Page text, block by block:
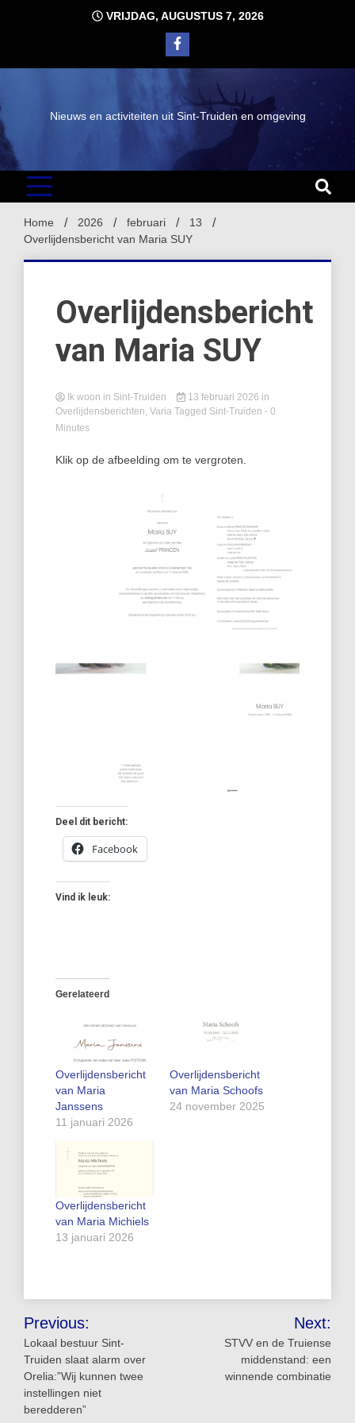
VRIJDAG, AUGUSTUS 7, 2026
Nieuws en activiteiten uit Sint-Truiden en omgeving
Home 2026 februari
13
Overlijdensbericht van Maria SUY
Overlijdensbericht
van Maria SUY
Ik woon in Sint-Truiden 13 februari 2026 in
Overlijdensberichten, Varia Tagged Sint-Truiden - 0
Minutes
Klik op de afbeelding om te vergroten.
Deel dit bericht:
Facebook
Vind ik leuk:
Gerelateerd
Overlijdensbericht
van Maria
Janssens
11 januari 2026
Overlijdensbericht
van Maria Schoofs
24 november 2025
Overlijdensbericht
van Maria Michiels
13 januari 2026
Bericht
navigatie
Previous:
Lokaal bestuur Sint-
Truiden slaat alarm over
Orelia:”Wij kunnen twee
instellingen niet
beredderen”
Next:
STVV en de Truiense
middenstand: een
winnende combinatie